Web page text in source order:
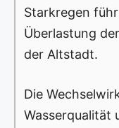
Starkregen
Überlastung
der Altstadt.
Die
Wasserqualität